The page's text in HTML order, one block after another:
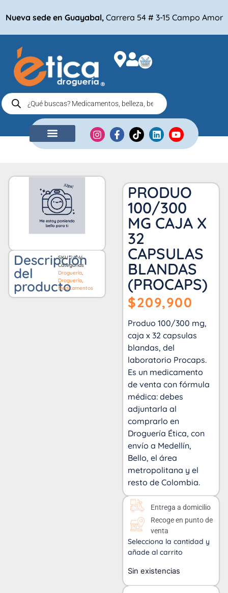
Nueva sede en Guayabal, Carrera 54 # 3-15 Campo Amor
Descripción
del
producto
SKU24746
Categorías
Droguería
Droguería
Medicamentos
PRODUO
100/300
MG CAJA X
32
CAPSULAS
BLANDAS
(PROCAPS)
$209,900
Produo 100/300 mg,
caja x 32 capsulas
blandas, del
laboratorio Procaps.
Es un medicamento
de venta con fórmula
médica: debes
adjuntarla al
comprarlo en
Droguería Ética, con
envío a Medellín,
Bello, el área
metropolitana y el
resto de Colombia.
Entrega a domicilio
Recoge en punto de
venta
Selecciona la cantidad y
añade al carrito
Sin existencias